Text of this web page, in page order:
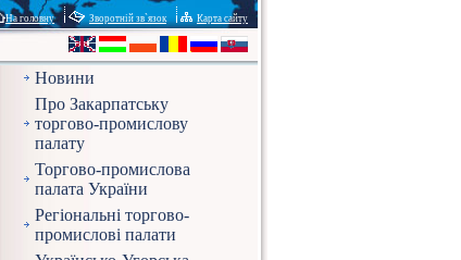
На головну Зворотній зв`язок Карта сайту
Новини
Про Закарпатську
торгово-промислову
палату
Торгово-промислова
палата України
Регіональні торгово-
промислові палати